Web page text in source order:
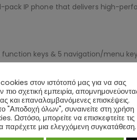
IP phone that delivers high-
keys & 5 navigation/menu
cancellation
στον ιστότοπό μας για να σας
σχετική εμπειρία,
και επαναλαμβανόμενες επισκέψεις.
"Αποδοχή όλων", συναινείτε στη χρήση
Ωστόσο, μπορείτε να επισκεφτείτε τις
παρέχετε μια ελεγχόμενη συγκατάθεση.